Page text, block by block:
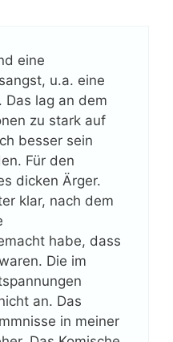
eine
u.a. eine
Das lag an dem
zu stark auf
besser sein
Für den
dicken Ärger.
klar, nach dem
habe, dass
Die im
an. Das
in meiner